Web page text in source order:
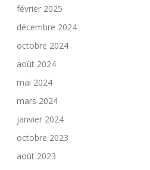
février 2025
décembre 2024
octobre 2024
août 2024
mai 2024
mars 2024
janvier 2024
octobre 2023
août 2023